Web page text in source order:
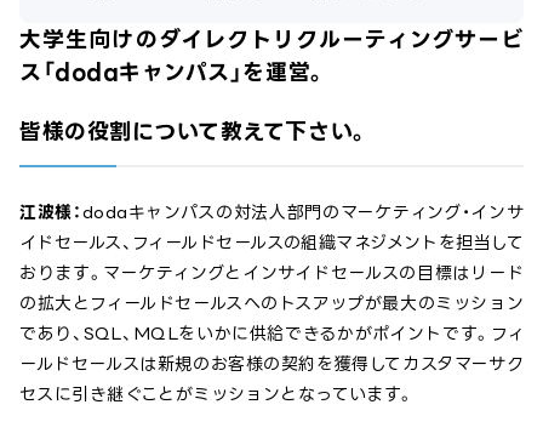
大学生向けのダイレクトリクルーティングサービ
ス「dodaキャンパス」を運営。
皆様の役割について教えて下さい。
江波様： dodaキャンパスの対法人部門のマーケティング・インサ
イドセールス、フィールドセールスの組織マネジメントを担当して
おります。マーケティングとインサイドセールスの目標はリード
の拡大とフィールドセールスへのトスアップが最大のミッション
であり、SQL、MQLをいかに供給できるかがポイントです。フィ
ールドセールスは新規のお客様の契約を獲得してカスタマーサク
セスに引き継ぐことがミッションとなっています。